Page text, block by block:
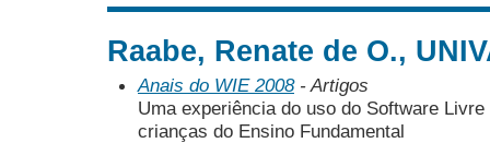
Raabe, Renate de O.,
Anais do WIE 2008- Artigos
Uma experiência do uso do Software
crianças do Ensino Fundamental